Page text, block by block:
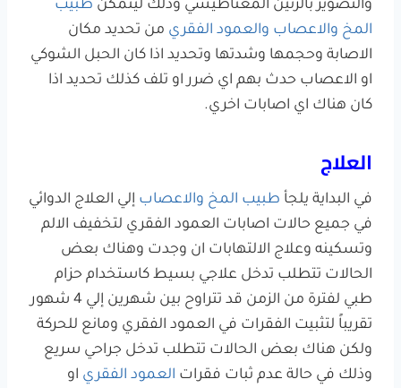
والتصوير بالرنين المغناطيسي وذلك ليتمكن طبيب
المخ والاعصاب والعمود الفقري من تحديد مكان
الاصابة وحجمها وشدتها وتحديد اذا كان الحبل الشوكي
او الاعصاب حدث بهم اي ضرر او تلف كذلك تحديد اذا
كان هناك اي اصابات اخري.
العلاج
في البداية يلجأ طبيب المخ والاعصاب إلي العلاج الدوائي
في جميع حالات اصابات العمود الفقري لتخفيف الالم
وتسكينه وعلاج الالتهابات ان وجدت وهناك بعض
الحالات تتطلب تدخل علاجي بسيط كاستخدام حزام
طبي لفترة من الزمن قد تتراوح بين شهرين إلي 4 شهور
تقريباً لتثبيت الفقرات في العمود الفقري ومانع للحركة
ولكن هناك بعض الحالات تتطلب تدخل جراحي سريع
وذلك في حالة عدم ثبات فقرات العمود الفقري او